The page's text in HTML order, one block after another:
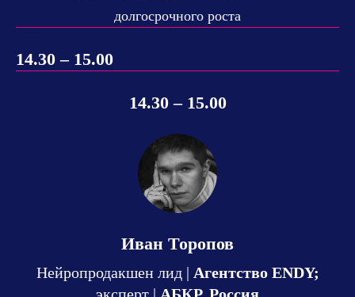
долгосрочного роста
14.30 – 15.00
14.30 – 15.00
Иван Торопов
Нейропродакшен лид | Агентство ENDY;